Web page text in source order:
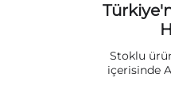
Stoklu
içerisinde